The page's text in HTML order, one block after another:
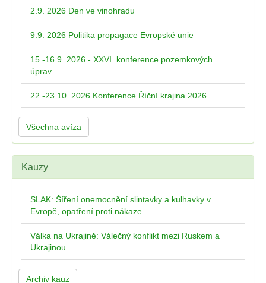
2.9. 2026 Den ve vinohradu
9.9. 2026 Politika propagace Evropské unie
15.-16.9. 2026 - XXVI. konference pozemkových
úprav
22.-23.10. 2026 Konference Říční krajina 2026
Všechna avíza
Kauzy
SLAK: Šíření onemocnění slintavky a kulhavky v
Evropě, opatření proti nákaze
Válka na Ukrajině: Válečný konflikt mezi Ruskem a
Ukrajinou
Archiv kauz